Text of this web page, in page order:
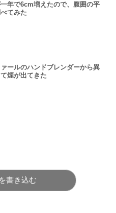
年で6cm増えたので、腹囲の平
てみた
ールのハンドブレンダーから異
煙が出てきた
書き込む